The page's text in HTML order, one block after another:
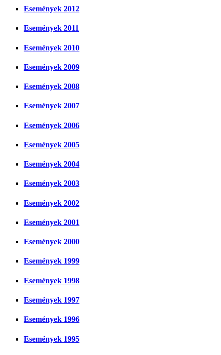
Események 2012
Események 2011
Események 2010
Események 2009
Események 2008
Események 2007
Események 2006
Események 2005
Események 2004
Események 2003
Események 2002
Események 2001
Események 2000
Események 1999
Események 1998
Események 1997
Események 1996
Események 1995